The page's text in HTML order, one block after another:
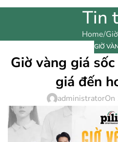
Tin
Home
GIỜ
Giờ vàng giá
giá đến
administrator